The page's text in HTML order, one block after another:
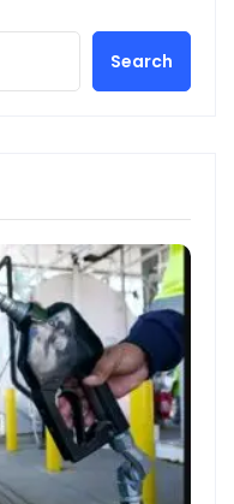
Search